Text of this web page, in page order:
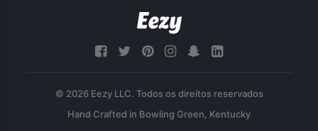
© 2026 Eezy LLC. Todos os direitos reservados